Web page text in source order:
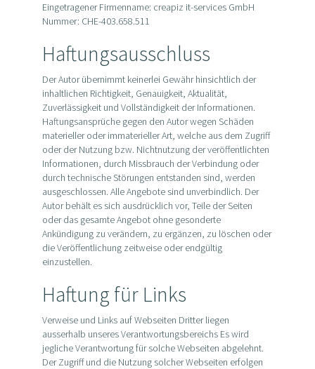
Eingetragener Firmenname: creapiz it-services GmbH
Nummer: CHE-403.658.511
Haftungsausschluss
Der Autor übernimmt keinerlei Gewähr hinsichtlich der
inhaltlichen Richtigkeit, Genauigkeit, Aktualität,
Zuverlässigkeit und Vollständigkeit der Informationen.
Haftungsansprüche gegen den Autor wegen Schäden
materieller oder immaterieller Art, welche aus dem Zugriff
oder der Nutzung bzw. Nichtnutzung der veröffentlichten
Informationen, durch Missbrauch der Verbindung oder
durch technische Störungen entstanden sind, werden
ausgeschlossen. Alle Angebote sind unverbindlich. Der
Autor behält es sich ausdrücklich vor, Teile der Seiten
oder das gesamte Angebot ohne gesonderte
Ankündigung zu verändern, zu ergänzen, zu löschen oder
die Veröffentlichung zeitweise oder endgültig
einzustellen.
Haftung für Links
Verweise und Links auf Webseiten Dritter liegen
ausserhalb unseres Verantwortungsbereichs Es wird
jegliche Verantwortung für solche Webseiten abgelehnt.
Der Zugriff und die Nutzung solcher Webseiten erfolgen